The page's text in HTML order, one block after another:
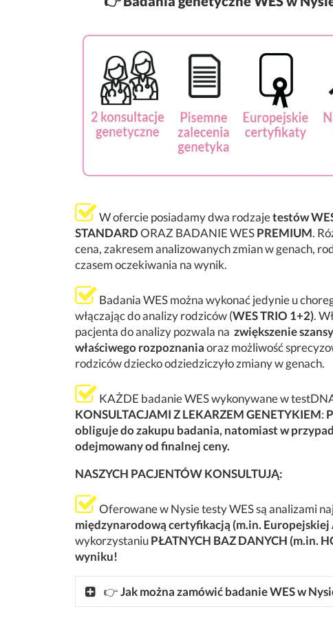
W ofercie posiadamy dwa rodzajetestów
STANDARDORAZ BADANIE WESPREMIUM.
cena, zakresem analizowanych zmian w genach,
czasem oczekiwania na wynik.
Badania WES można wykonać jedynie u
włączając do analizy rodziców (WES TRIO 1+2).
pacjenta do analizy pozwala na zwiększenie
właściwego rozpoznaniaoraz możliwość
rodziców dziecko odziedziczyło zmiany w genach.
KAŻDE badanie WES wykonywane w
KONSULTACJAMI Z LEKARZEM GENETYKIEM:
obliguje do zakupu badania, natomiast w
odejmowany od finalnej ceny.
NASZYCH PACJENTÓW KONSULTUJĄ:
Oferowane w Nysie testy WES są analizami
międzynarodową certyfikacją (m.in.
wykorzystaniuPŁATNYCH BAZ DANYCH (m.in.
wyniku!
👉Jak można zamówić badanie WES w